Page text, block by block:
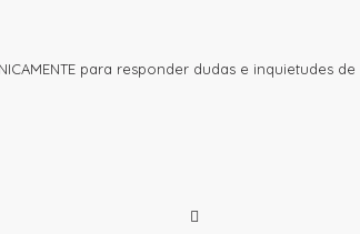
para responder dudas e inquietudes de